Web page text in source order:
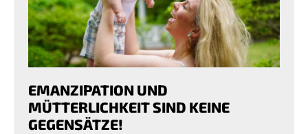
EMANZIPATION UND
MÜTTERLICHKEIT SIND KEINE
GEGENSÄTZE!